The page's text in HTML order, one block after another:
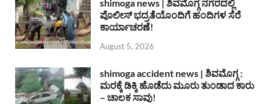
shimoga news | ಶಿವಮೊಗ್ಗ ನಗರದಲ್ಲಿ
ಪೊಲೀಸ್ ಭದ್ರತೆಯೊಂದಿಗೆ ಹಂದಿಗಳ ಸೆರೆ
ಕಾರ್ಯಾಚರಣೆ!
August 5, 2026
shimoga accident news | ಶಿವಮೊಗ್ಗ :
ಮರಕ್ಕೆ ಡಿಕ್ಕಿ ಹೊಡೆದು ಮೂರು ತುಂಡಾದ ಕಾರು
– ಚಾಲಕ ಸಾವು!